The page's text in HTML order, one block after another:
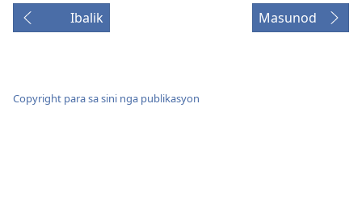
Ibalik Masunod
Copyright para sa sini nga publikasyon